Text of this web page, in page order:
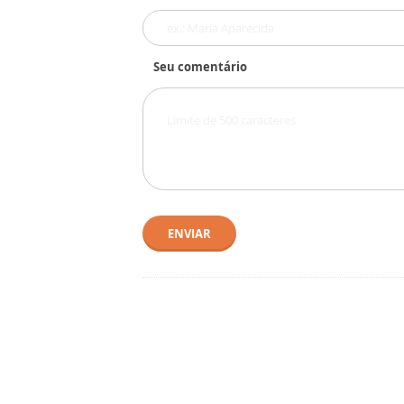
Seu comentário
ENVIAR